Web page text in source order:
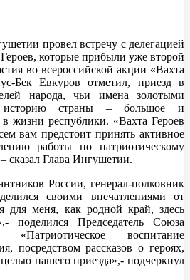
провел встречу с делегацией
которые прибыли уже второй
во всероссийской акции «Вахта
Бек Евкуров отметил, приезд в
народа, чьи имена золотыми
страны – большое и
в жизни республики. «Вахта Героев
вам предстоит принять активное
работы по патриотическому
сказал Глава Ингушетии.
России, генерал-полковник
своими впечатлениями от
для меня, как родной край, здесь
поделился Председатель Союза
«Патриотическое воспитание
посредством рассказов о героях,
нашего приезда»,- подчеркнул